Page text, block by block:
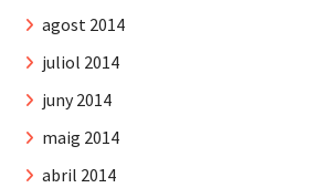
agost 2014
juliol 2014
juny 2014
maig 2014
abril 2014